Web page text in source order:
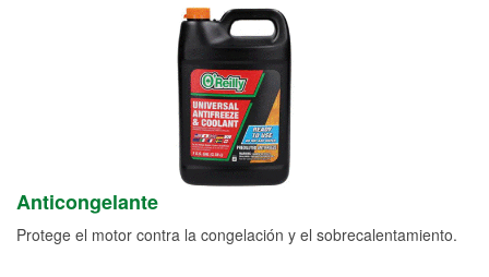
Anticongelante
Protege el motor contra la congelación y el sobrecalentamiento.